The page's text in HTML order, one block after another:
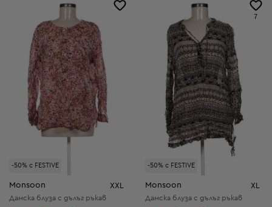
-50% с FESTIVE
Monsoon XXL
Дамска блуза с дълъг ръкав
-50% с FESTIVE
7
Monsoon XL
Дамска блуза с дълъг ръкав